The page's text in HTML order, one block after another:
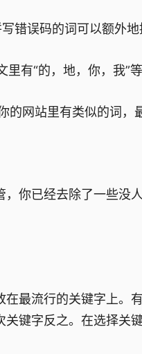
误码的词可以额外地
有“的，地，你，我”等
网站里有类似的词，
你已经去除了一些没
最流行的关键字上。
键字反之。在选择关